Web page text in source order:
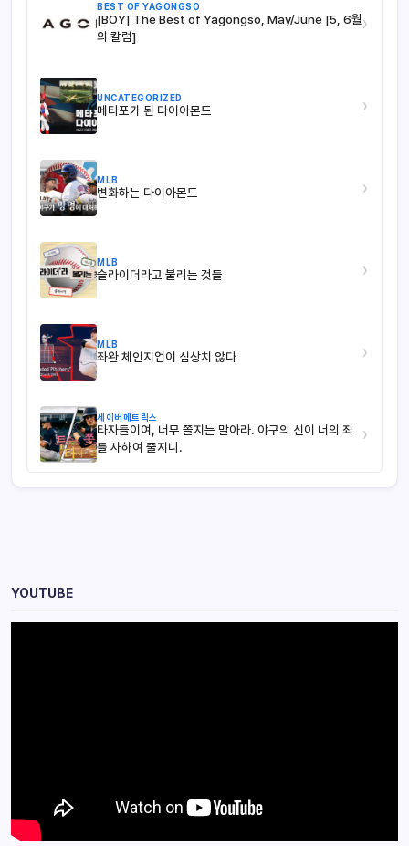
BEST OF YAGONGSO
[BOY] The Best of Yagongso, May/June [5, 6월
의 칼럼]
›
UNCATEGORIZED
메타포가 된 다이아몬드 ›
MLB
변화하는 다이아몬드 ›
MLB
슬라이더라고 불리는 것들 ›
MLB
좌완 체인지업이 심상치 않다 ›
세이버메트릭스
타자들이여, 너무 쫄지는 말아라. 야구의 신이 너의 죄
를 사하여 줄지니.
›
YOUTUBE